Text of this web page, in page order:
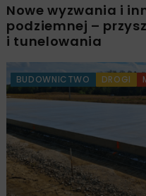
Nowe wyzwania i
podziemnej –
i tunelowania
BUDOWNICTWO DROGI